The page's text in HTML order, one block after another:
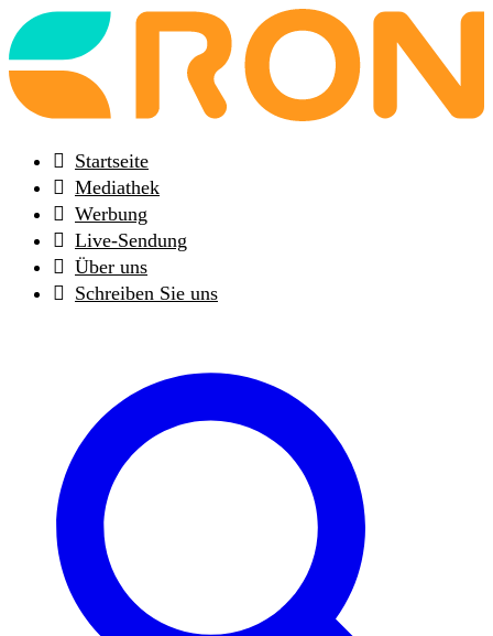
Back
to
frontpage
Startseite
Mediathek
Werbung
Live-Sendung
Über uns
Schreiben Sie uns